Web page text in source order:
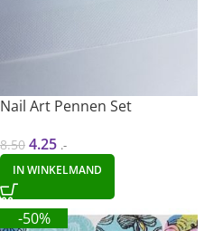
Nail Art Pennen Set
8.50 4.25 .-
IN WINKELMAND
-50%